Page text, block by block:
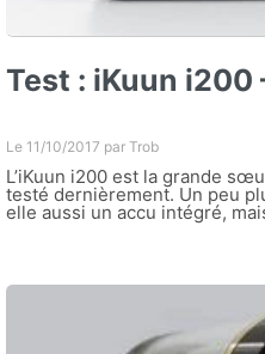
Test : iKuun i200
Le 11/10/2017 par Trob
L’iKuun i200 est la grande
testé dernièrement. Un peu
elle aussi un accu intégré,